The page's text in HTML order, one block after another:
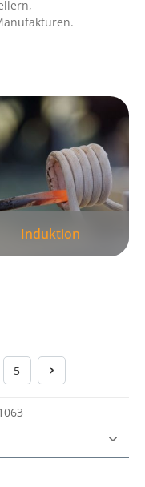
Induktion
Seite
5